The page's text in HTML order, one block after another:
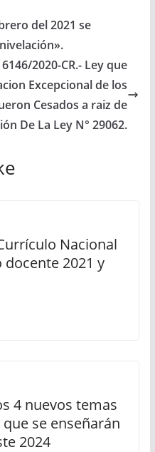
del 2021 se
6146/2020-CR.- Ley que
Excepcional de los
Cesados a raiz de
De La Ley N° 29062.
Nacional
2021 y
4 nuevos temas
se enseñarán
2024